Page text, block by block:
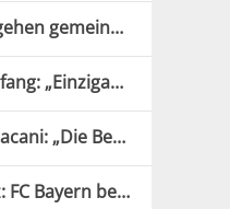
Eppan und Leifers gehen gemeinsame Wege
Peterlini mit Neuanfang: „Einzigartige und verrückte Jahre“
Cagnotto krönt Pellacani: „Die Beste Europas“
Erst Kim, dann Díaz: FC Bayern besiegt Aston Villa